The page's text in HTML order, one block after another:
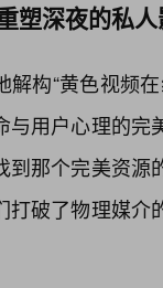
塑深夜的私
解构“黄色视频
与用户心理的
到那个完美资
打破了物理媒